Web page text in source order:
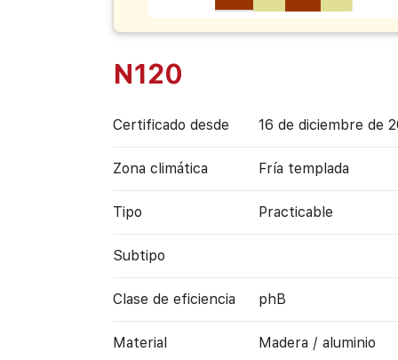
N120
Certificado desde 16 de diciembre de
Zona climática Fría templada
Tipo Practicable
Subtipo
Clase de eficiencia phB
Material Madera / aluminio